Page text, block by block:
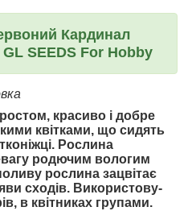
Кардинал
SEEDS For Hobby
красиво і добре
квітками, що сидять
Рослина
родючим вологим
рослина зацвітає
сходів. Використову-
в квітниках групами.